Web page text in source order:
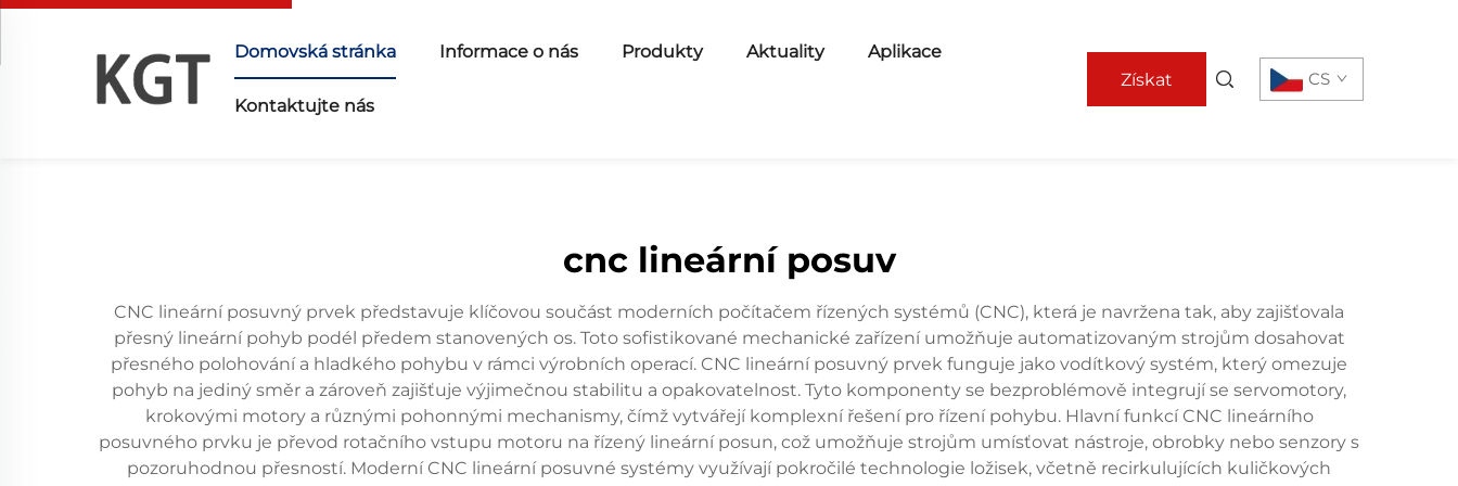
Domovská stránka Informace o nás Produkty Aktuality Aplikace
Kontaktujte nás
Získat CS
cnc lineární posuv
CNC lineární posuvný prvek představuje klíčovou součást moderních počítačem řízených systémů (CNC), která je navržena tak, aby zajišťovala
přesný lineární pohyb podél předem stanovených os. Toto sofistikované mechanické zařízení umožňuje automatizovaným strojům dosahovat
přesného polohování a hladkého pohybu v rámci výrobních operací. CNC lineární posuvný prvek funguje jako vodítkový systém, který omezuje
pohyb na jediný směr a zároveň zajišťuje výjimečnou stabilitu a opakovatelnost. Tyto komponenty se bezproblémově integrují se servomotory,
krokovými motory a různými pohonnými mechanismy, čímž vytvářejí komplexní řešení pro řízení pohybu. Hlavní funkcí CNC lineárního
posuvného prvku je převod rotačního vstupu motoru na řízený lineární posun, což umožňuje strojům umísťovat nástroje, obrobky nebo senzory s
pozoruhodnou přesností. Moderní CNC lineární posuvné systémy využívají pokročilé technologie ložisek, včetně recirkulujících kuličkových